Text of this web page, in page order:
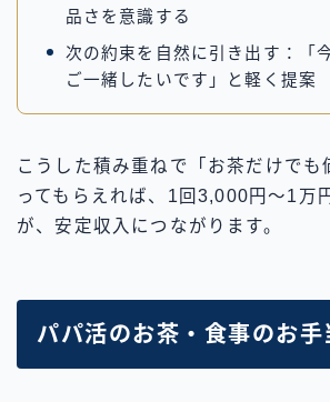
品さを意識する
次の約束を自然に引き出す：「
ご一緒したいです」と軽く提案
こうした積み重ねで「お茶だけでも
ってもらえれば、1回3,000円〜1万
が、安定収入につながります。
パパ活のお茶・食事のお手